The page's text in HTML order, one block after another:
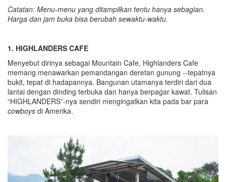
Catatan: Menu-menu yang ditampilkan tentu hanya sebagian.
Harga dan jam buka bisa berubah sewaktu-waktu.
1. HIGHLANDERS CAFE
Menyebut dirinya sebagai Mountain Cafe, Highlanders Cafe
memang menawarkan pemandangan deretan gunung --tepatnya
bukit, tepat di hadapannya. Bangunan utamanya terdiri dari dua
lantai dengan dinding terbuka dan hanya berpagar kawat. Tulisan
“HIGHLANDERS”-nya sendiri mengingatkan kita pada bar para
cowboys di Amerika.